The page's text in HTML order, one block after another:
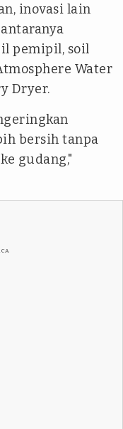
inovasi lain
pemipil, soil
Water
Dryer.
bersih tanpa
gudang,"